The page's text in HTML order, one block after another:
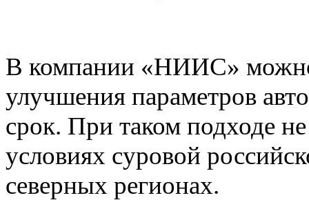
В компании «НИИС»
улучшения параметров
срок. При таком подходе
условиях суровой
северных регионах.